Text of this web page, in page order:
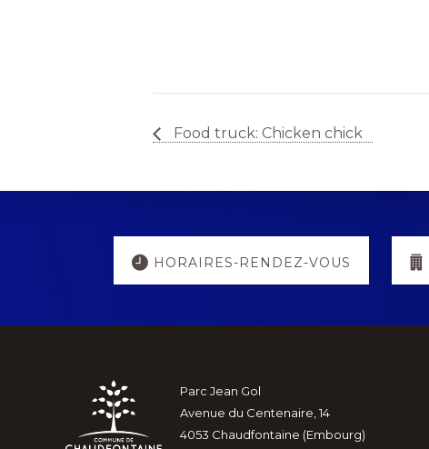
Food truck: Chicken chick
Explore
more
HORAIRES-RENDEZ-VOUS
Footer
Parc Jean Gol
Avenue du Centenaire, 14
4053 Chaudfontaine (Embourg)